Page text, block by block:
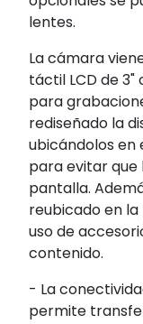
lentes.
La cámara
táctil LCD de 3"
para
rediseñado la
ubicándolos en
para evitar
pantalla.
reubicado en
uso de
contenido.
- La
permite